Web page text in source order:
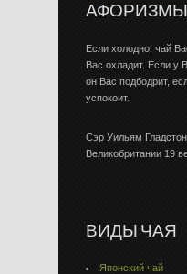
АФОРИЗМЫ
Если холодно, чай
Вас охладит. Если у
он Вас подбодрит,
успокоит.
Сэр Уильям
Великобритании 19
ВИДЫ ЧАЯ
Японский чай